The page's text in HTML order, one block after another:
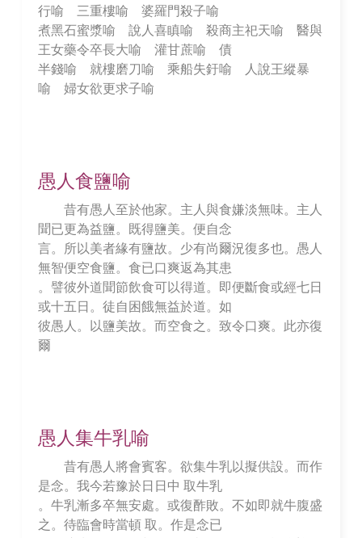
行喻 三重樓喻 婆羅門殺子喻
煮黑石蜜漿喻 說人喜瞋喻 殺商主祀天喻 醫與
王女藥令卒長大喻 灌甘蔗喻 債
半錢喻 就樓磨刀喻 乘船失釪喻 人說王縱暴
喻 婦女欲更求子喻
愚人食鹽喻
昔有愚人至於他家。主人與食嫌淡無味。主人
聞已更為益鹽。既得鹽美。便自念
言。所以美者緣有鹽故。少有尚爾況復多也。愚人
無智便空食鹽。食已口爽返為其患
。譬彼外道聞節飲食可以得道。即便斷食或經七日
或十五日。徒自困餓無益於道。如
彼愚人。以鹽美故。而空食之。致令口爽。此亦復
爾
愚人集牛乳喻
昔有愚人將會賓客。欲集牛乳以擬供設。而作
是念。我今若豫於日日中 取牛乳
。牛乳漸多卒無安處。或復酢敗。不如即就牛腹盛
之。待臨會時當頓 取。作是念已